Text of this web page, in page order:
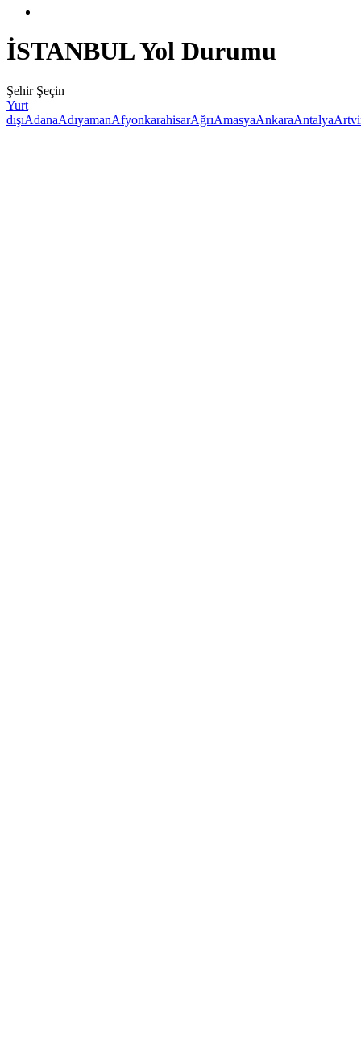
İSTANBUL Yol Durumu
Şehir Şeçin
Yurt
dışıAdanaAdıyamanAfyonkarahisarAğrıAmasyaAnkaraAntalya